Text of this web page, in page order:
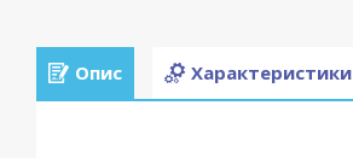
Опис Характеристики